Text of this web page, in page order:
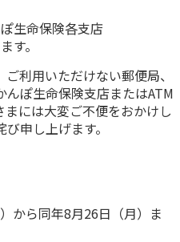
ービス向上の取組み
生命保険各支店
す。
利用いただけない郵便局、
んぽ生命保険支店またはATM
には大変ご不便をおかけし
申し上げます。
から同年8月26日（月）ま